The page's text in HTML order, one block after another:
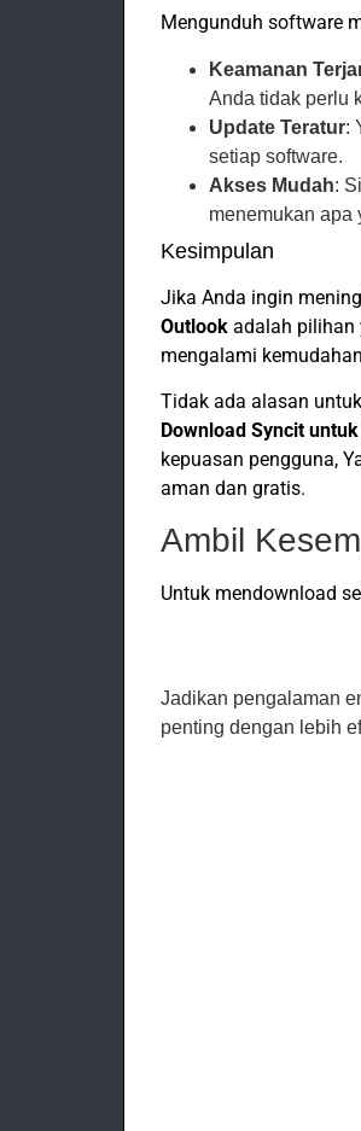
Mengunduh software
Keamanan
Anda tidak perlu
Update Teratur:
setiap software.
Akses Mudah:
menemukan apa
Kesimpulan
Jika Anda ingin
Outlook adalah pilihan
mengalami
Tidak ada alasan
Download Syncit
kepuasan pengguna,
aman dan gratis.
Ambil
Untuk mendownload
Jadikan pengalaman
penting dengan lebih